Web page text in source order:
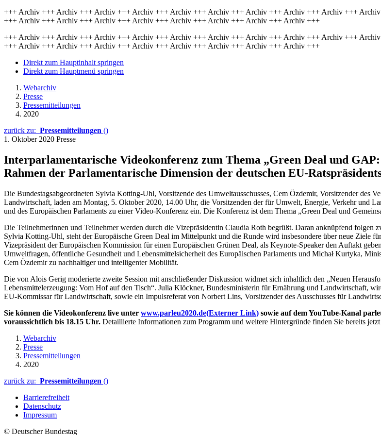
+++ Archiv +++ Archiv +++ Archiv +++ Archiv +++ Archiv +++ Archiv +++ Archiv +++ Archiv +++ Archiv +++
+++ Archiv +++ Archiv +++ Archiv +++ Archiv +++ Archiv +++ Archiv +++ Archiv +++ Archiv +++
+++ Archiv +++ Archiv +++ Archiv +++ Archiv +++ Archiv +++ Archiv +++ Archiv +++ Archiv +++ Archiv +++
+++ Archiv +++ Archiv +++ Archiv +++ Archiv +++ Archiv +++ Archiv +++ Archiv +++ Archiv +++
Direkt zum Hauptinhalt springen
Direkt zum Hauptmenü springen
Webarchiv
Presse
Pressemitteilungen
2020
zurück zu: Pressemitteilungen ()
1. Oktober 2020 Presse
Interparlamentarische Videokonferenz zum Thema „Green Deal und
Rahmen der Parlamentarische Dimension der deutschen EU-
Die Bundestagsabgeordneten Sylvia Kotting-Uhl, Vorsitzende des Umweltausschusses, Cem Özdemir, Vorsitzender des
Landwirtschaft, laden am Montag, 5. Oktober 2020, 14.00 Uhr, die Vorsitzenden der für Umwelt, Energie, Verkehr und
und des Europäischen Parlaments zu einer Video-Konferenz ein. Die Konferenz ist dem Thema „Green Deal und
Die Teilnehmerinnen und Teilnehmer werden durch die Vizepräsidentin Claudia Roth begrüßt. Daran anknüpfend folgen
Sylvia Kotting-Uhl, steht der Europäische Green Deal im Mittelpunkt und die Runde wird insbesondere über neue Ziele
Vizepräsident der Europäischen Kommission für einen Europäischen Grünen Deal, als Keynote-Speaker den Auftakt
Umweltfragen, öffentliche Gesundheit und Lebensmittelsicherheit des Europäischen Parlaments und Michał Kurtyka,
Cem Özdemir zu nachhaltiger und intelligenter Mobilität.
Die von Alois Gerig moderierte zweite Session mit anschließender Diskussion widmet sich inhaltlich den „Neuen
Lebensmittelerzeugung: Vom Hof auf den Tisch“. Julia Klöckner, Bundesministerin für Ernährung und Landwirtschaft,
EU-Kommissar für Landwirtschaft, sowie ein Impulsreferat von Norbert Lins, Vorsitzender des Ausschusses für
Sie können die Videokonferenz live unter www.parleu2020.de(Externer Link) sowie auf dem YouTube-Kanal
voraussichtlich bis 18.15 Uhr. Detaillierte Informationen zum Programm und weitere Hintergründe finden Sie bereits
Webarchiv
Presse
Pressemitteilungen
2020
zurück zu: Pressemitteilungen ()
Barrierefreiheit
Datenschutz
Impressum
© Deutscher Bundestag